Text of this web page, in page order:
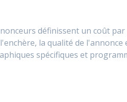
définissent un coût par
la qualité de l'annonce
spécifiques et